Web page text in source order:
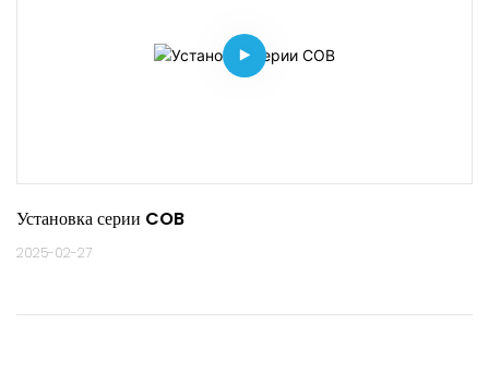
Установка серии COB
2025-02-27